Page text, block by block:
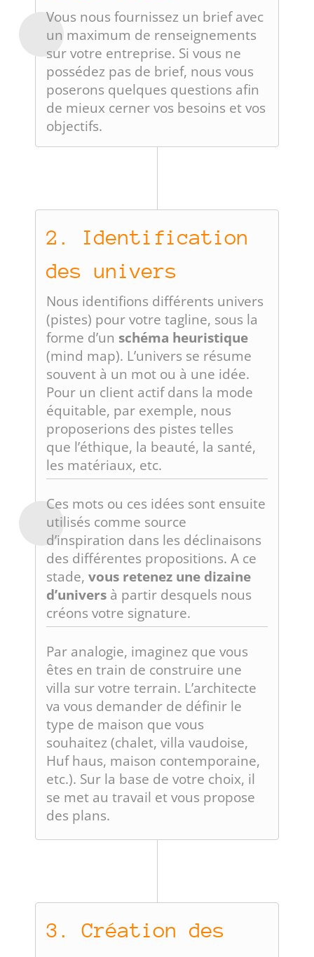
Vous nous fournissez un brief avec
un maximum de renseignements
sur votre entreprise. Si vous ne
possédez pas de brief, nous vous
poserons quelques questions afin
de mieux cerner vos besoins et vos
objectifs.
2. Identification
des univers
Nous identifions différents univers
(pistes) pour votre tagline, sous la
forme d’un schéma heuristique
(mind map). L’univers se résume
souvent à un mot ou à une idée.
Pour un client actif dans la mode
équitable, par exemple, nous
proposerions des pistes telles
que l’éthique, la beauté, la santé,
les matériaux, etc.
Ces mots ou ces idées sont ensuite
utilisés comme source
d’inspiration dans les déclinaisons
des différentes propositions. A ce
stade, vous retenez une dizaine
d’univers à partir desquels nous
créons votre signature.
Par analogie, imaginez que vous
êtes en train de construire une
villa sur votre terrain. L’architecte
va vous demander de définir le
type de maison que vous
souhaitez (chalet, villa vaudoise,
Huf haus, maison contemporaine,
etc.). Sur la base de votre choix, il
se met au travail et vous propose
des plans.
3. Création des